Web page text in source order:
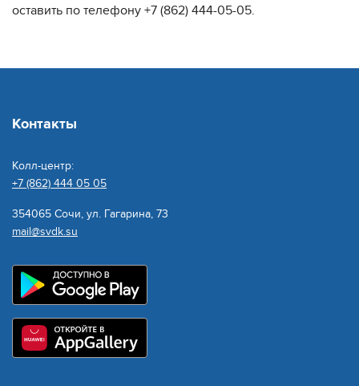
оставить по телефону +7 (862) 444-05-05.
Контакты
Колл-центр:
+7 (862) 444 05 05
354065 Сочи, ул. Гагарина, 73
mail@svdk.su